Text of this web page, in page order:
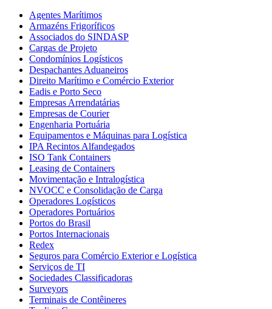
Agentes Marítimos
Armazéns Frigoríficos
Associados do SINDASP
Cargas de Projeto
Condomínios Logísticos
Despachantes Aduaneiros
Direito Marítimo e Comércio Exterior
Eadis e Porto Seco
Empresas Arrendatárias
Empresas de Courier
Engenharia Portuária
Equipamentos e Máquinas para Logística
IPA Recintos Alfandegados
ISO Tank Containers
Leasing de Containers
Movimentação e Intralogística
NVOCC e Consolidação de Carga
Operadores Logísticos
Operadores Portuários
Portos do Brasil
Portos Internacionais
Redex
Seguros para Comércio Exterior e Logística
Serviços de TI
Sociedades Classificadoras
Surveyors
Terminais de Contêineres